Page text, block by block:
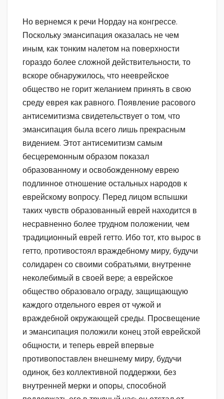
Но вернемся к речи Нордау на конгрессе.
Поскольку эмансипация оказалась не чем
иным, как тонким налетом на поверхности
гораздо более сложной действительности, то
вскоре обнаружилось, что нееврейское
общество не горит желанием принять в свою
среду еврея как равного. Появление расового
антисемитизма свидетельствует о том, что
эмансипация была всего лишь прекрасным
видением. Этот антисемитизм самым
бесцеремонным образом показал
образованному и освобожденному еврею
подлинное отношение остальных народов к
еврейскому вопросу. Перед лицом вспышки
таких чувств образованный еврей находится в
несравненно более трудном положении, чем
традиционный еврей гетто. Ибо тот, кто вырос в
гетто, противостоял враждебному миру, будучи
солидарен со своими собратьями, внутренне
неколебимый в своей вере; а еврейское
общество образовало ограду, защищающую
каждого отдельного еврея от чужой и
враждебной окружающей среды. Просвещение
и эмансипация положили конец этой еврейской
общности, и теперь еврей впервые
противопоставлен внешнему миру, будучи
одинок, без коллективной поддержки, без
внутренней мерки и опоры, способной